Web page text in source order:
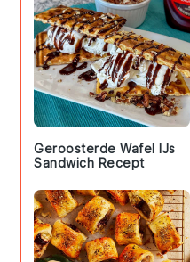
Geroosterde Wafel IJs
Sandwich Recept